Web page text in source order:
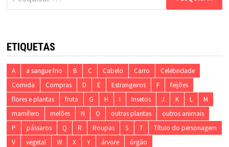
por:
ETIQUETAS
A a sangue frio B C Cabelo Carro
Celebridade
Comida
Compras D E Estrangeiros F
feijões
flores e plantas
fruta G H I Insetos J K L
M
mamífero
melões N O outras plantas
outros animais
P
pássaros Q R Roupas S T
Título do personagem
V
vegetal W X Y árvore órgão